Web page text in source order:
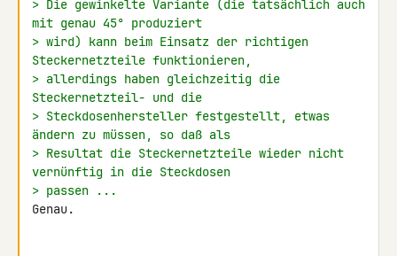
> Die gewinkelte Variante (die tatsächlich auch
mit genau 45° produziert
> wird) kann beim Einsatz der richtigen
Steckernetzteile funktionieren,
> allerdings haben gleichzeitig die
Steckernetzteil- und die
> Steckdosenhersteller festgestellt, etwas
ändern zu müssen, so daß als
> Resultat die Steckernetzteile wieder nicht
vernünftig in die Steckdosen
> passen ...
Genau.